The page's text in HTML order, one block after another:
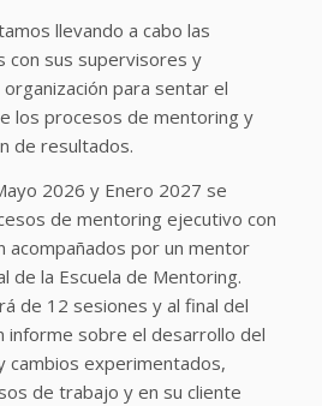
llevando a cabo las
con sus supervisores y
para sentar el
los procesos de mentoring y
de resultados.
2026 y Enero 2027 se
de mentoring ejecutivo con
acompañados por un mentor
de la Escuela de Mentoring.
de 12 sesiones y al final del
informe sobre el desarrollo del
cambios experimentados,
de trabajo y en su cliente